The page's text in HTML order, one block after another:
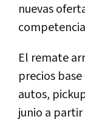
nuevas
El remate
precios
autos,
junio a partir